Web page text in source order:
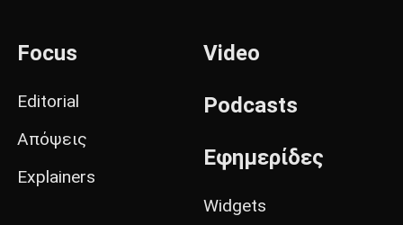
Focus
Editorial
Απόψεις
Explainers
Video
Podcasts
Εφημερίδες
Widgets